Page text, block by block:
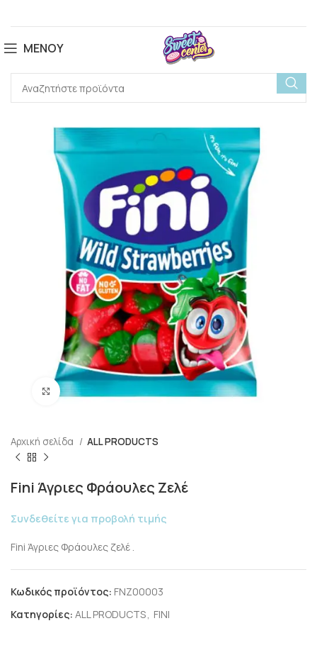
ΜΕΝΟΎ
Click to enlarge
Αρχική σελίδα ALL PRODUCTS
Fini Άγριες Φράουλες Ζελέ
Συνδεθείτε για προβολή τιμής
Fini Άγριες Φράουλες ζελέ .
Κωδικός προϊόντος: FNZ00003
Κατηγορίες: ALL PRODUCTS, FINI